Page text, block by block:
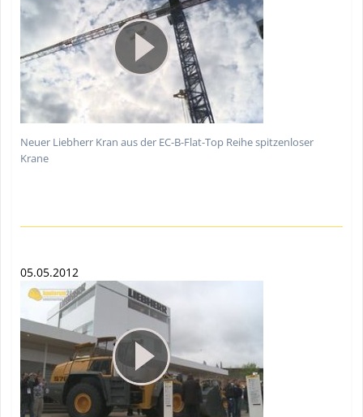
Neuer Liebherr Kran aus der EC-B-Flat-Top Reihe spitzenloser
Krane
05.05.2012